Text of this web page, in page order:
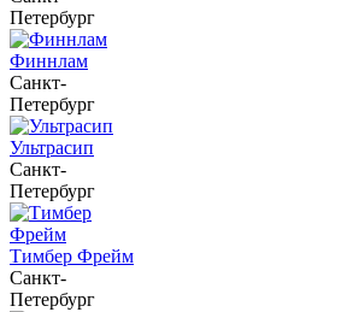
Петербург
Финнлам
Санкт-
Петербург
Ультрасип
Санкт-
Петербург
Тимбер Фрейм
Санкт-
Петербург